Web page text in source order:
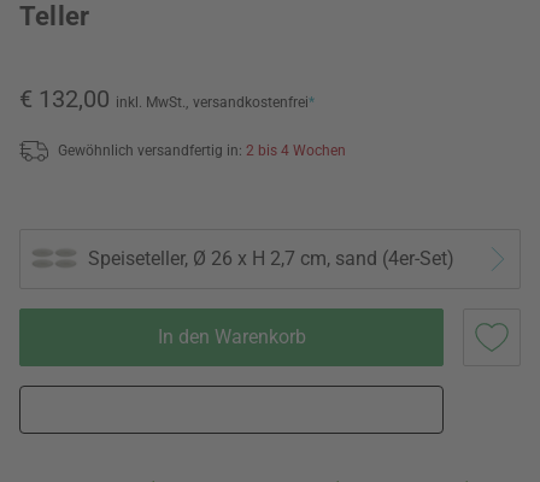
Teller
€ 132,00 inkl. MwSt., versandkostenfrei*
Gewöhnlich versandfertig in: 2 bis 4 Wochen
Speiseteller, Ø 26 x H 2,7 cm, sand (4er-Set)
In den Warenkorb